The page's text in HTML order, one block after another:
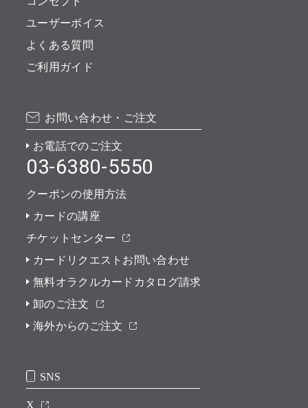
ユーザーボイス
よくある質問
ご利用ガイド
お問い合わせ・ご注文
お電話でのご注文
03-6380-5550
クーポンの使用方法
カードの講座
チケットセンター
カードリクエストお問い合わせ
無料オラクルカードカタログ請求
卸のご注文
海外からのご注文
SNS
X